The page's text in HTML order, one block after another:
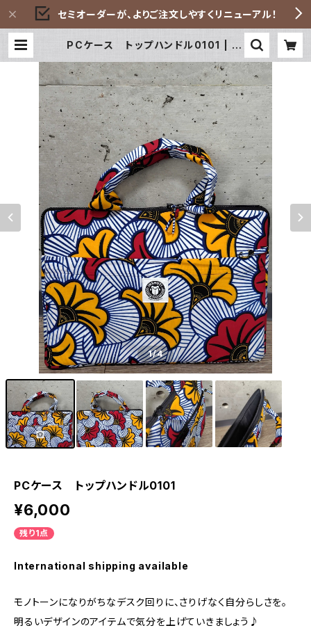
セミオーダーが、よりご注文しやすくリニューアル！
PCケース トップハンドル0101 | IN
1/4
PCケース トップハンドル0101
¥6,000
残り1点
International shipping available
モノトーンになりがちなデスク回りに、さりげなく自分らしさを。
明るいデザインのアイテムで気分を上げていきましょう♪